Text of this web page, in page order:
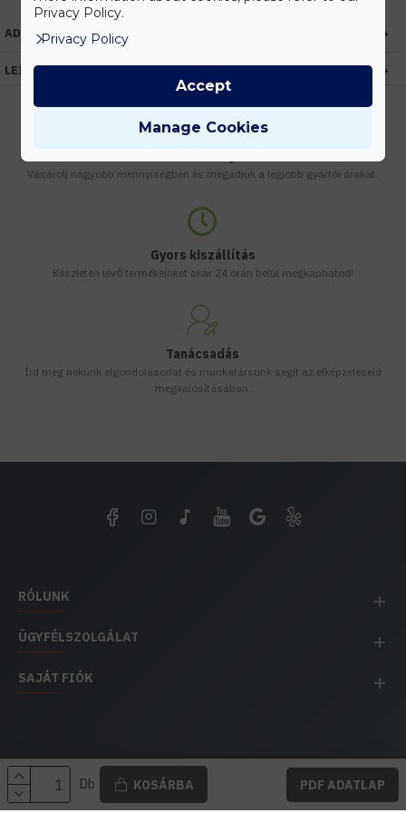
Db KOSÁRBA PDF ADATLAP
ADATOK
LEÍRÁS
Vásárolj nagyobb mennyiségben és megadjuk a legjobb gyártói árakat.
Gyors kiszállítás
Készleten lévő termékeinket akár 24 órán belül megkaphatod!
Tanácsadás
Írd meg nekünk elgondolásodat és munkatársunk segít az elképzeléseid
megvalósításában.
RÓLUNK
ÜGYFÉLSZOLGÁLAT
SAJÁT FIÓK
EH IMPEX / Copyright © 1991-2025 Energia Háza
Privacy Policy.
Privacy Policy
Manage Cookies
Accept